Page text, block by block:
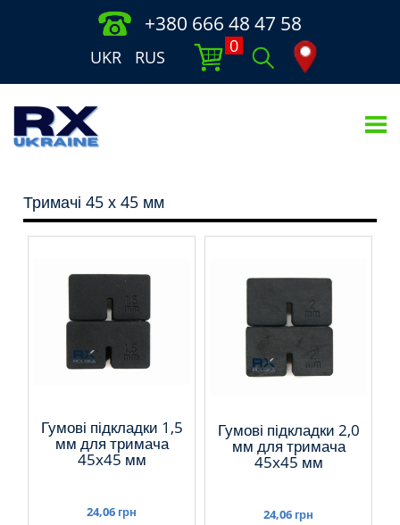
+380 666 48 47 58
UKR RUS
0
Тримачі 45 х 45 мм
Гумові підкладки 1,5
мм для тримача
45x45 мм
24,06 грн
Гумові підкладки 2,0
мм для тримача
45x45 мм
24,06 грн